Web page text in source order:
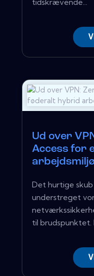
Ud over
Access for
Det hurtige
understreget
til brudspunktet.